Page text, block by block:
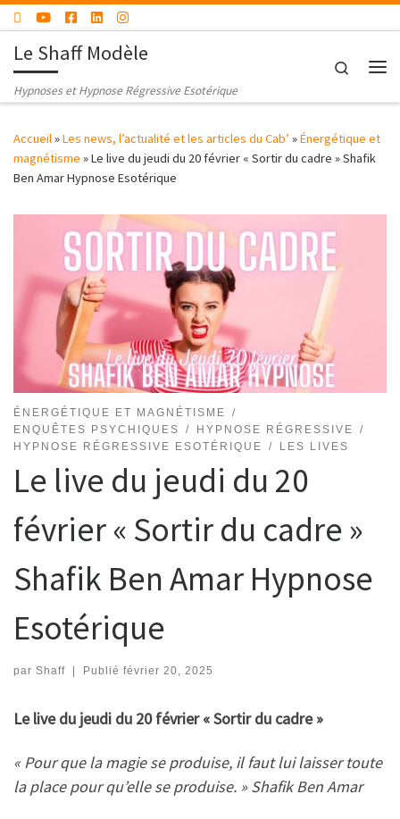
Passer au contenu
Le Shaff Modèle
Hypnoses et Hypnose Régressive Esotérique
Search
Accueil»Les news, l’actualité et les articles du Cab’ »Énergétique et
magnétisme »Le live du jeudi du 20 février « Sortir du cadre » Shafik
Ben Amar Hypnose Esotérique
ÉNERGÉTIQUE ET MAGNÉTISME
ENQUÊTES PSYCHIQUES
HYPNOSE RÉGRESSIVE
HYPNOSE RÉGRESSIVE ESOTÉRIQUE
LES LIVES
Le live du jeudi du 20
février « Sortir du cadre »
Shafik Ben Amar Hypnose
Esotérique
par Shaff | Publié février 20, 2025
Le live du jeudi du 20 février « Sortir du cadre »
« Pour que la magie se produise, il faut lui laisser toute
la place pour qu’elle se produise. » Shafik Ben Amar